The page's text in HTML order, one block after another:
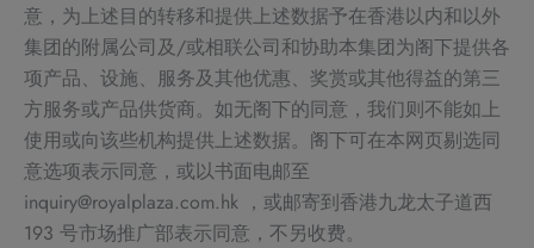
意，为上述目的转移和提供上述数据予在香港以内和以外
集团的附属公司及/或相联公司和协助本集团为阁下提供各
项产品、设施、服务及其他优惠、奖赏或其他得益的第三
方服务或产品供货商。如无阁下的同意，我们则不能如上
使用或向该些机构提供上述数据。阁下可在本网页剔选同
意选项表示同意，或以书面电邮至
inquiry@royalplaza.com.hk ，或邮寄到香港九龙太子道西
193 号市场推广部表示同意，不另收费。